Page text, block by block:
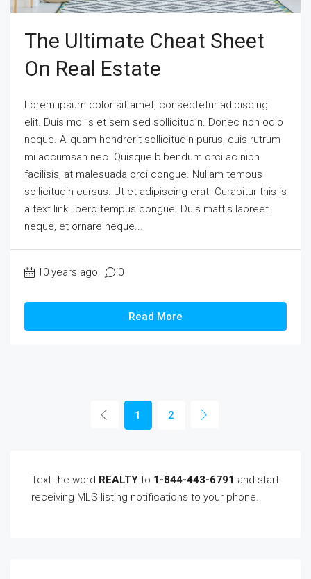
The Ultimate Cheat Sheet
On Real Estate
Lorem ipsum dolor sit amet, consectetur adipiscing
elit. Duis mollis et sem sed sollicitudin. Donec non odio
neque. Aliquam hendrerit sollicitudin purus, quis rutrum
mi accumsan nec. Quisque bibendum orci ac nibh
facilisis, at malesuada orci congue. Nullam tempus
sollicitudin cursus. Ut et adipiscing erat. Curabitur this is
a text link libero tempus congue. Duis mattis laoreet
neque, et ornare neque...
10 years ago 0
Read More
1 2
Text the word REALTY to 1-844-443-6791 and start
receiving MLS listing notifications to your phone.